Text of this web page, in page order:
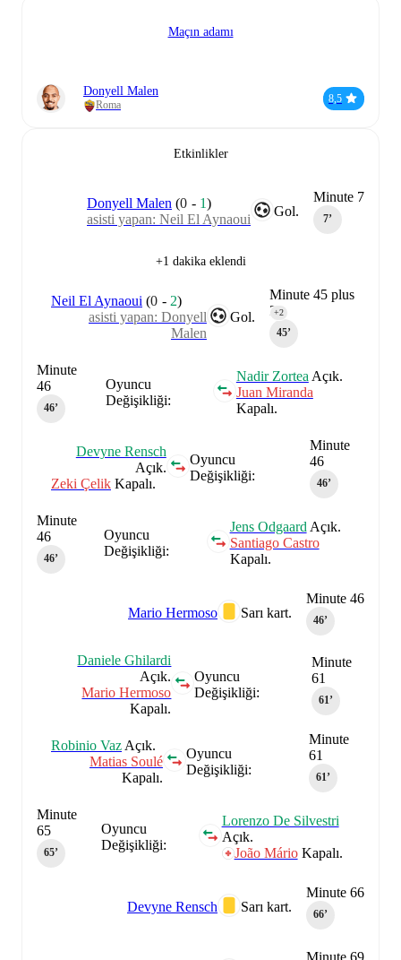
Maçın adamı
Donyell Malen
Roma
8,5
Etkinlikler
Minute 7
7‎’‎
Gol.
Donyell Malen (0 - 1)
asisti yapan: Neil El Aynaoui
+1 dakika eklendi
Minute 45 plus
2
45‎’‎
+2
Gol.
Neil El Aynaoui (0 - 2)
asisti yapan: Donyell
Malen
Oyuncu
Değişikliği:
Nadir Zortea Açık.
Juan Miranda
Kapalı.
Minute
46
46‎’‎
Minute
46
46‎’‎
Oyuncu
Değişikliği:
Devyne Rensch
Açık.
Zeki Çelik Kapalı.
Oyuncu
Değişikliği:
Jens Odgaard Açık.
Santiago Castro
Kapalı.
Minute
46
46‎’‎
Minute 46
46‎’‎
Sarı kart.
Mario Hermoso
Minute
61
61‎’‎
Oyuncu
Değişikliği:
Daniele Ghilardi
Açık.
Mario Hermoso
Kapalı.
Minute
61
61‎’‎
Oyuncu
Değişikliği:
Robinio Vaz Açık.
Matias Soulé
Kapalı.
Oyuncu
Değişikliği:
Lorenzo De Silvestri
Açık.
João MárioKapalı.
Minute
65
65‎’‎
Minute 66
66‎’‎
Sarı kart.
Devyne Rensch
Minute 69